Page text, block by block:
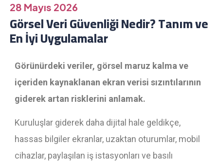
28 Mayıs 2026
Görsel Veri Güvenliği Nedir? Tanım ve
En İyi Uygulamalar
Görünürdeki veriler, görsel maruz kalma ve
içeriden kaynaklanan ekran verisi sızıntılarının
giderek artan risklerini anlamak.
Kuruluşlar giderek daha dijital hale geldikçe,
hassas bilgiler ekranlar, uzaktan oturumlar, mobil
cihazlar, paylaşılan iş istasyonları ve basılı